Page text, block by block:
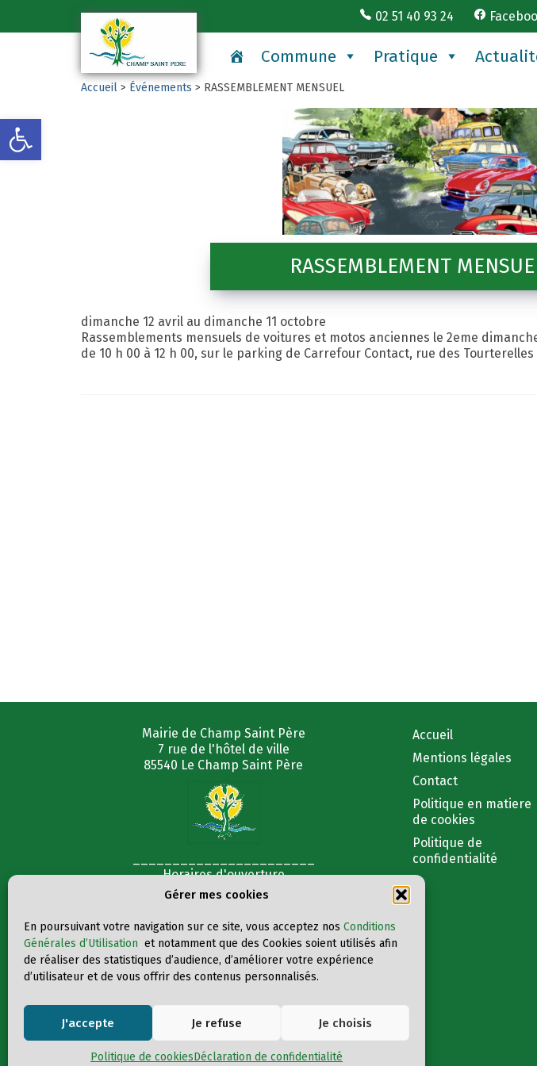
Ouvrir la barre d’outils
Gérer mes cookies
En poursuivant votre navigation sur ce site, vous acceptez nos Conditions
Générales d’Utilisation et notamment que des Cookies soient utilisés afin
de réaliser des statistiques d’audience, d’améliorer votre expérience
d’utilisateur et de vous offrir des contenus personnalisés.
J'accepte Je refuse Je choisis
Politique de cookiesDéclaration de confidentialité
02 51 40 93 24
Commune Pratique
Accueil > Événements > RASSEMBLEMENT MENSUEL
RASSEMBLEMENT
dimanche 12 avril au dimanche 11 octobre
Rassemblements mensuels de voitures et motos anciennes le 2eme
de 10 h 00 à 12 h 00, sur le parking de Carrefour Contact, rue des Tourterelles
Mairie de Champ Saint Père
7 rue de l'hôtel de ville
85540 Le Champ Saint Père
Horaires d'ouverture
Mardi au Vendredi matin : 8h45 -12h15
_______________________
02 51 40 93 24
Nous contacter
Accueil
Mentions légales
Contact
Politique en matiere
de cookies
Politique de
confidentialité
© Mairie de Champ saint Père